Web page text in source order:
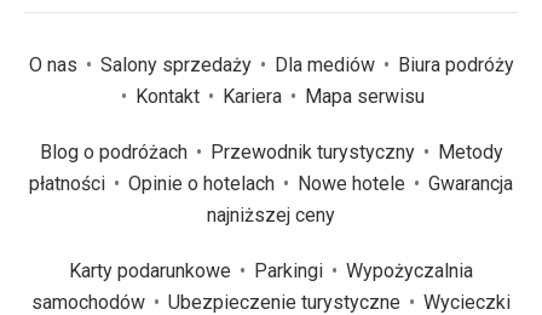
O nas Salony sprzedaży Dla mediów
Biura podróży
Kontakt
Kariera Mapa serwisu
Blog o podróżach Przewodnik turystyczny
Metody
płatności
Opinie o hotelach Nowe hotele
Gwarancja
najniższej ceny
Karty podarunkowe Parkingi
Wypożyczalnia
samochodów
Ubezpieczenie turystyczne
Wycieczki